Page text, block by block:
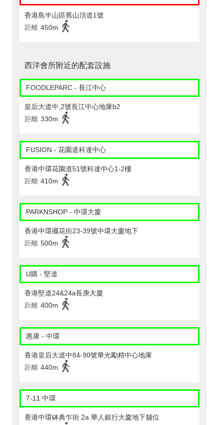
香港島半山區舊山頂道1號
距離 450m
西洋會所附近的配套設施
FOODLEPARC - 長江中心
皇后大道中,2號長江中心地庫b2
距離 330m
FUSION - 花園道科達中心
香港中環花園道51號科達中心1-2樓
距離 410m
PARKNSHOP - 中環大廈
香港中環擺花街23-39號中環大廈地下
距離 500m
U購 - 堅道
香港堅道24&24a長庚大廈
距離 400m
惠康 - 中環
香港皇后大道中84-90號華光勵精中心地庫
距離 440m
7-11 中環
香港中環砵典乍街 2a 華人銀行大廈地下舖位